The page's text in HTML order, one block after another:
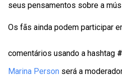
seus pensamentos sobre a
Os fãs ainda podem participar
comentários usando a hashtag
Marina Person será a